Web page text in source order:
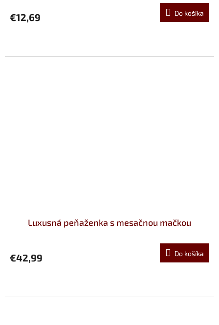
€12,69 Do košíka
Luxusná peňaženka s mesačnou mačkou
€42,99 Do košíka